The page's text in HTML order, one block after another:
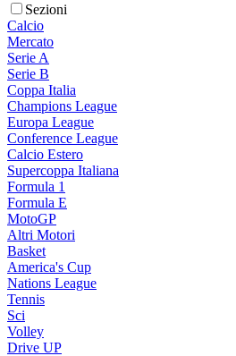
Sezioni
Calcio
Mercato
Serie A
Serie B
Coppa Italia
Champions League
Europa League
Conference League
Calcio Estero
Supercoppa Italiana
Formula 1
Formula E
MotoGP
Altri Motori
Basket
America's Cup
Nations League
Tennis
Sci
Volley
Drive UP